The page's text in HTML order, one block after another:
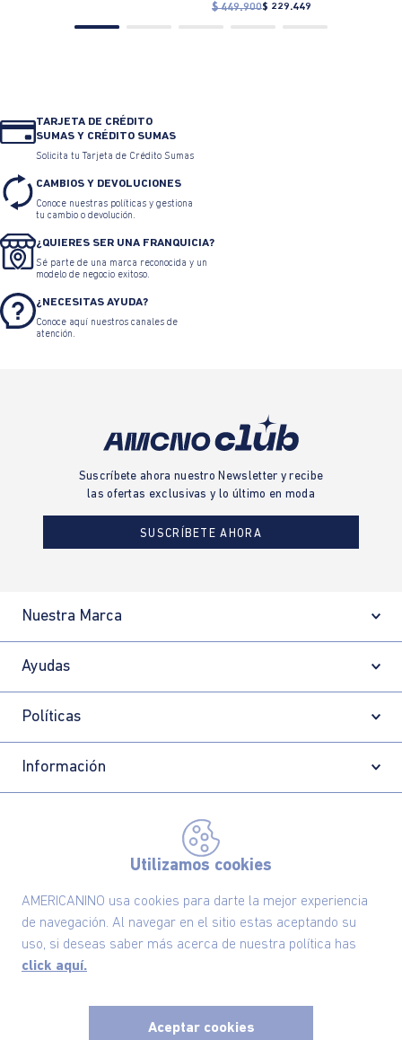
Utilizamos cookies
AMERICANINO usa cookies para darte la mejor experiencia
de navegación. Al navegar en el sitio estas aceptando su
uso, si deseas saber más acerca de nuestra política has
click aquí.
Aceptar cookies
$ 449.900$ 229.449
TARJETA DE CRÉDITO
SUMAS Y CRÉDITO SUMAS
Solicita tu Tarjeta de Crédito Sumas
CAMBIOS Y DEVOLUCIONES
Conoce nuestras políticas y gestiona
tu cambio o devolución.
¿QUIERES SER UNA FRANQUICIA?
Sé parte de una marca reconocida y un
modelo de negocio exitoso.
¿NECESITAS AYUDA?
Conoce aquí nuestros canales de
atención.
Suscríbete ahora nuestro Newsletter y recibe
las ofertas exclusivas y lo último en moda
SUSCRÍBETE AHORA
Nuestra Marca
Ayudas
Políticas
Información